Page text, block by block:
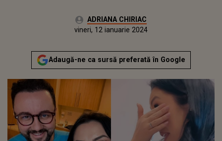
Autor:ADRIANA CHIRIAC
Actualizat:
vineri, 12 ianuarie 2024
Adaugă-ne ca sursă preferată în Google